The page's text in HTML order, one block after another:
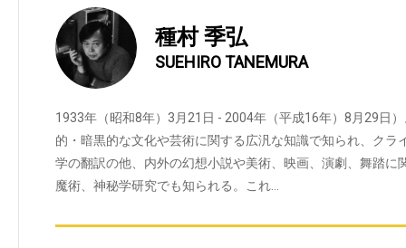
種村 季弘
SUEHIRO TANEMURA
1933年（昭和8年）3月21日 - 2004年（平成16年）8月29日
的・暗黒的な文化や芸術に関する広汎な知識で知られ、クラ
学の翻訳の他、内外の幻想小説や美術、映画、演劇、舞踏に
魔術、神秘学研究でも知られる。これ…